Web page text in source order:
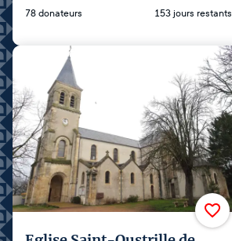
78 donateurs 153 jours restants